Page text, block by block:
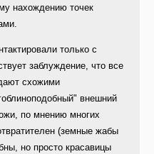
нахождению точек
только с
заблуждение, что все
схожими
внешний
по мнению многих
(земные жабы
но просто красавицы